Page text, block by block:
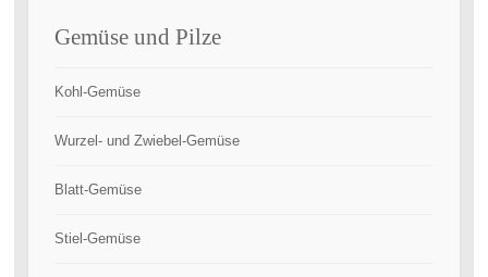
Gemüse und Pilze
Kohl-Gemüse
Wurzel- und Zwiebel-Gemüse
Blatt-Gemüse
Stiel-Gemüse